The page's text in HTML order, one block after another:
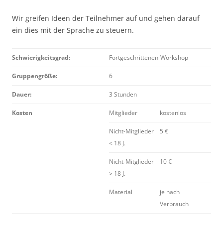
Wir greifen Ideen der Teilnehmer auf und gehen darauf
ein dies mit der Sprache zu steuern.
Schwierigkeitsgrad: Fortgeschrittenen-Workshop
Gruppengröße: 6
Dauer: 3 Stunden
Kosten Mitglieder kostenlos
Nicht-Mitglieder
< 18 J.
5 €
Nicht-Mitglieder
> 18 J.
10 €
Material
je nach
Verbrauch